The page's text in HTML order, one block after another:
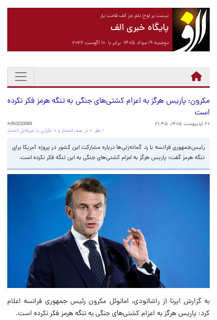
نیست بر لوح دلم جز الف قامت یار
پایگاه خبری الف
دوشنبه ۱۹ مرداد ۱۴۰۵ برابر با ۱۰ آگوست ۲۰۲۶
مکرون: پاریس هرگز به اعزام کشتی‌های جنگی به تنگه هرمز فکر نکرده
است
۲۰ اردیبهشت ۱۴۰۵، ۲۱:۴۵
4050220089
۱ نظر، ۰ در صف انتشار و ۰ تکراری یا غیرقابل انتشار
رئیس‌جمهوری فرانسه با رد گمانه‌زنی‌ها درباره مشارکت این کشور در پروژه آمریکا برای
تنگه هرمز گفت: پاریس هرگز به اعزام کشتی‌های جنگی به این تنگه فکر نکرده است.
به گزارش ایرنا از راشاتودی، امانوئل مکرون رئیس جمهوری فرانسه اعلام
کرد: پاریس هرگز به اعزام کشتی‌های جنگی به تنگه هرمز فکر نکرده است.